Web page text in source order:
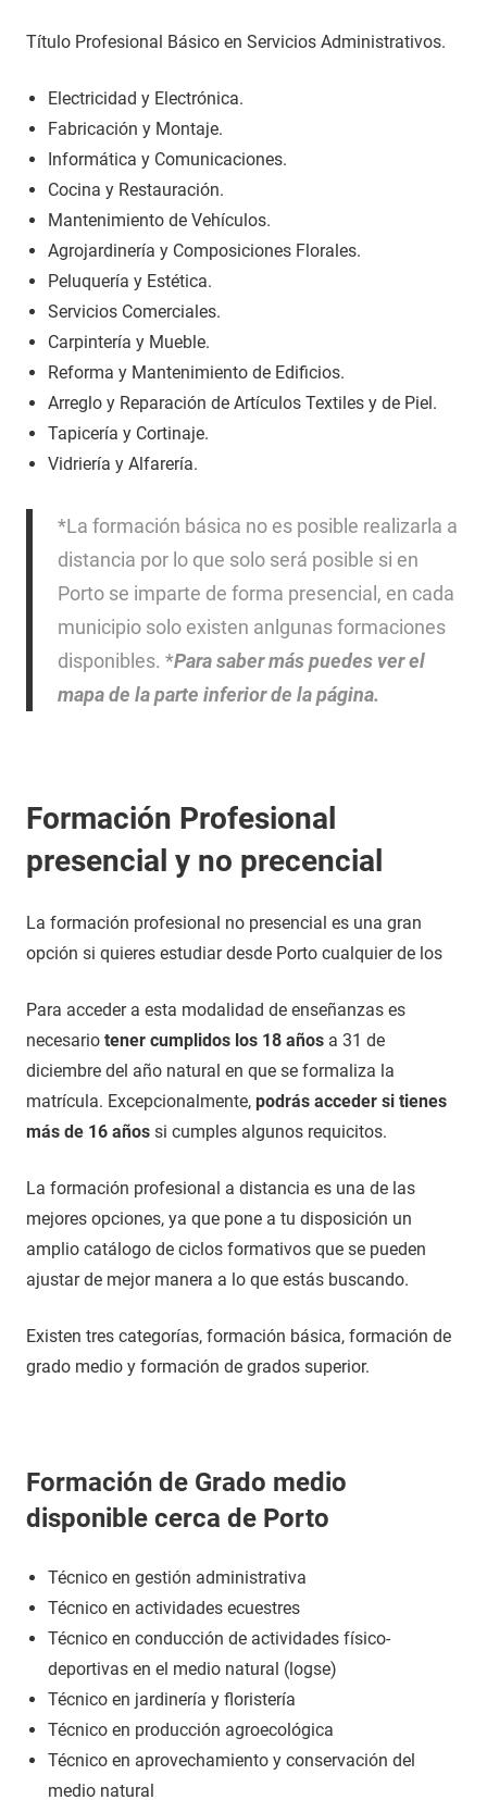
Título Profesional Básico en Servicios Administrativos.
Electricidad y Electrónica.
Fabricación y Montaje.
Informática y Comunicaciones.
Cocina y Restauración.
Mantenimiento de Vehículos.
Agrojardinería y Composiciones Florales.
Peluquería y Estética.
Servicios Comerciales.
Carpintería y Mueble.
Reforma y Mantenimiento de Edificios.
Arreglo y Reparación de Artículos Textiles y de Piel.
Tapicería y Cortinaje.
Vidriería y Alfarería.
*La formación básica no es posible realizarla a
distancia por lo que solo será posible si en
Porto se imparte de forma presencial, en cada
municipio solo existen anlgunas formaciones
disponibles. *Para saber más puedes ver el
mapa de la parte inferior de la página.
Formación Profesional
presencial y no precencial
La formación profesional no presencial es una gran
opción si quieres estudiar desde Porto cualquier de los
Para acceder a esta modalidad de enseñanzas es
necesario tener cumplidos los 18 años a 31 de
diciembre del año natural en que se formaliza la
matrícula. Excepcionalmente, podrás acceder si tienes
más de 16 años si cumples algunos requicitos.
La formación profesional a distancia es una de las
mejores opciones, ya que pone a tu disposición un
amplio catálogo de ciclos formativos que se pueden
ajustar de mejor manera a lo que estás buscando.
Existen tres categorías, formación básica, formación de
grado medio y formación de grados superior.
Formación de Grado medio
disponible cerca de Porto
Técnico en gestión administrativa
Técnico en actividades ecuestres
Técnico en conducción de actividades físico-
deportivas en el medio natural (logse)
Técnico en jardinería y floristería
Técnico en producción agroecológica
Técnico en aprovechamiento y conservación del
medio natural